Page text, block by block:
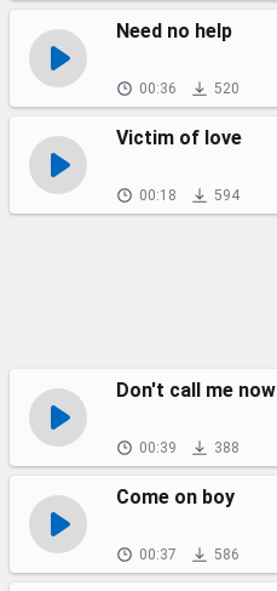
Need no help
00:36 520
Victim of love
00:18 594
Don't call me now
00:39 388
Come on boy
00:37 586